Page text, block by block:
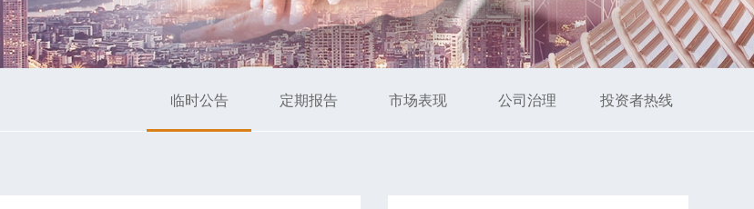
临时公告 定期报告 市场表现 公司治理 投资者热线